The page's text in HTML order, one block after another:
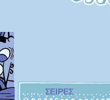
ΣΕΙΡΕΣ